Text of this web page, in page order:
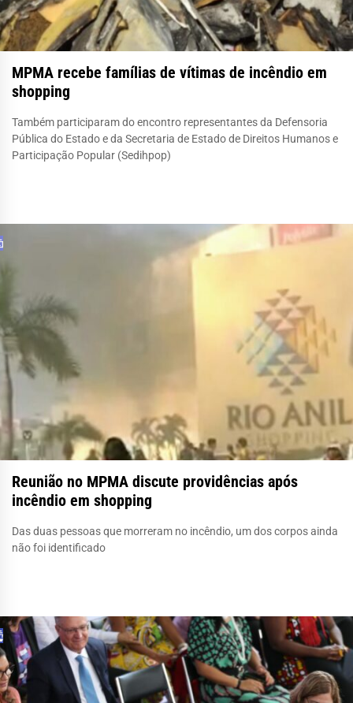
MPMA recebe famílias de vítimas de incêndio em
shopping
Também participaram do encontro representantes da Defensoria
Pública do Estado e da Secretaria de Estado de Direitos Humanos e
Participação Popular (Sedihpop)
Reunião no MPMA discute providências após
incêndio em shopping
Das duas pessoas que morreram no incêndio, um dos corpos ainda
não foi identificado